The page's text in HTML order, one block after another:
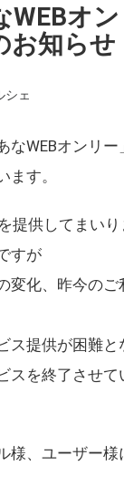
WEBオ
お知らせ
シェ
なWEBオンリ
ます。
提供してまい
すが
変化、昨今の
ス提供が困難と
スを終了させて
様、ユーザー様